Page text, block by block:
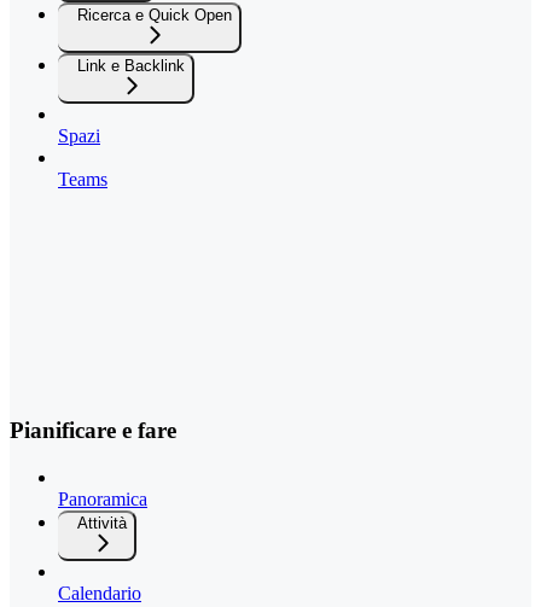
Ricerca e Quick Open
Link e Backlink
Spazi
Teams
Pianificare e fare
Panoramica
Attività
Calendario